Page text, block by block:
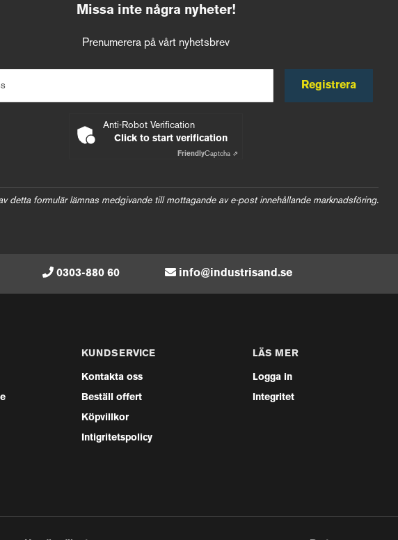
Missa inte några nyheter!
Prenumerera på vårt nyhetsbrev
Registrera
Anti-Robot Verification
Click to start verification
FriendlyCaptcha ⇗
detta formulär lämnas medgivande till mottagande av e-post innehållande marknadsföring.
0303-880 60 info@industrisand.se
KUNDSERVICE
Kontakta oss
Beställ offert
Köpvillkor
Intigritetspolicy
LÄS MER
Logga in
Integritet